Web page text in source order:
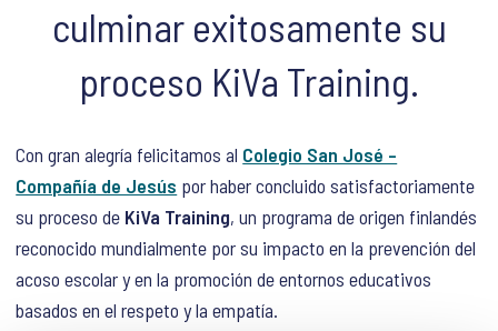
culminar exitosamente su
proceso KiVa Training.
Con gran alegría felicitamos al Colegio San José –
Compañía de Jesús por haber concluido satisfactoriamente
su proceso de KiVa Training, un programa de origen finlandés
reconocido mundialmente por su impacto en la prevención del
acoso escolar y en la promoción de entornos educativos
basados en el respeto y la empatía.